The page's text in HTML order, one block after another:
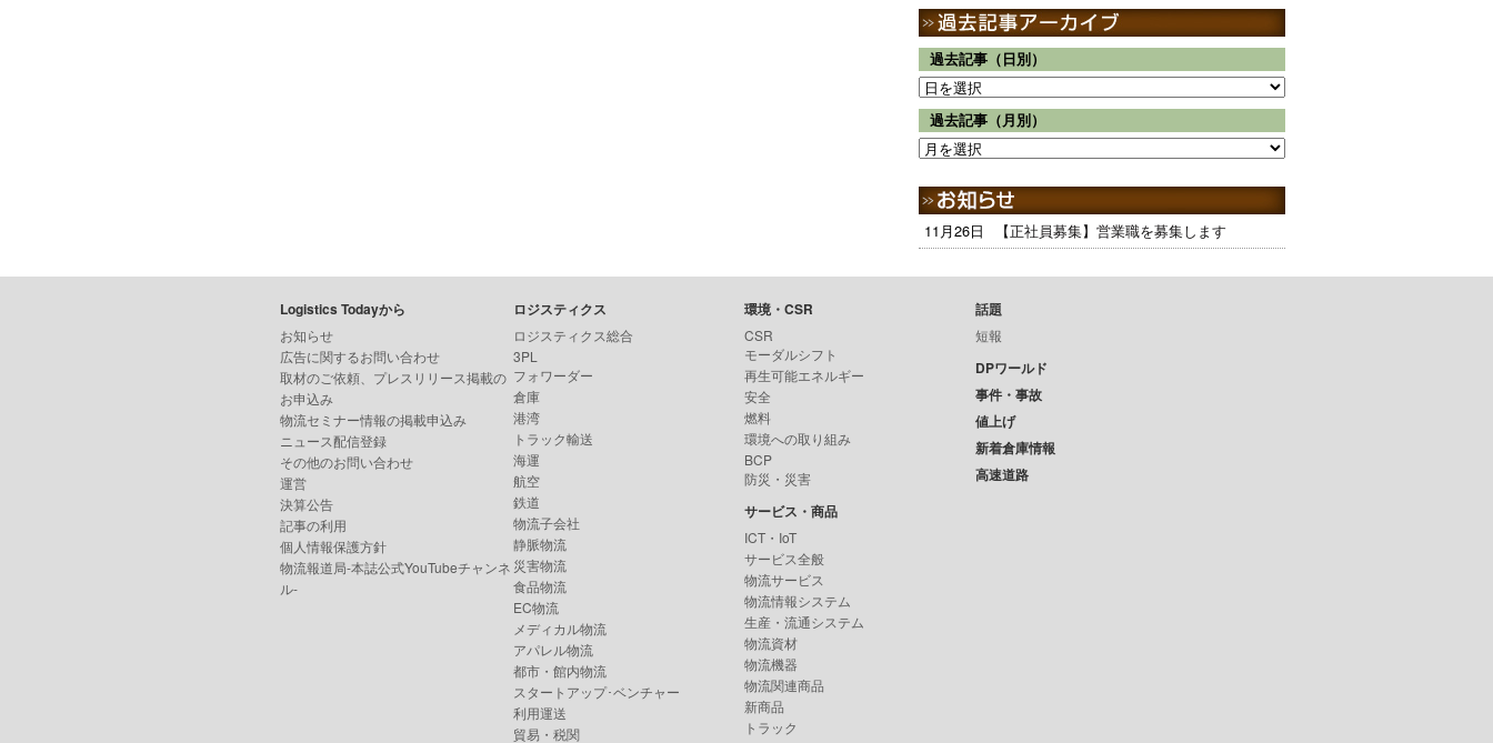
過去記事（日別）
過去記事（月別）
11月26日 【正社員募集】営業職を募集します
Logistics Todayから
お知らせ
広告に関するお問い合わせ
取材のご依頼、プレスリリース掲載の
お申込み
物流セミナー情報の掲載申込み
ニュース配信登録
その他のお問い合わせ
運営
決算公告
記事の利用
個人情報保護方針
物流報道局-本誌公式YouTubeチャンネ
ル-
ロジスティクス
ロジスティクス総合
3PL
フォワーダー
倉庫
港湾
トラック輸送
海運
航空
鉄道
物流子会社
静脈物流
災害物流
食品物流
EC物流
メディカル物流
アパレル物流
都市・館内物流
スタートアップ･ベンチャー
利用運送
貿易・税関
環境・CSR
CSR
モーダルシフト
再生可能エネルギー
安全
燃料
環境への取り組み
BCP
防災・災害
サービス・商品
ICT・IoT
サービス全般
物流サービス
物流情報システム
生産・流通システム
物流資材
物流機器
物流関連商品
新商品
トラック
話題
短報
DPワールド
事件・事故
値上げ
新着倉庫情報
高速道路